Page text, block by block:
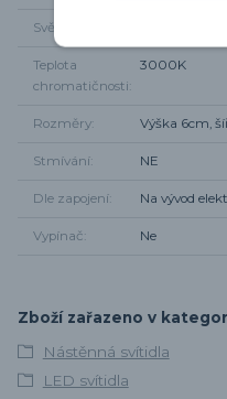
Světelný tok
Teplota
chromatičnosti
3000K
Rozměry Výška 6cm,
Stmívání NE
Dle zapojení Na vývod
Vypínač Ne
Zboží zařazeno v
Nástěnná svítidla
LED svítidla